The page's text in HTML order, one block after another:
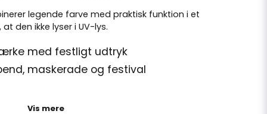
legende farve med praktisk funktion i et
den ikke lyser i UV-lys.
med festligt udtryk
maskerade og festival
stål, ABS og gummi
Vis mere